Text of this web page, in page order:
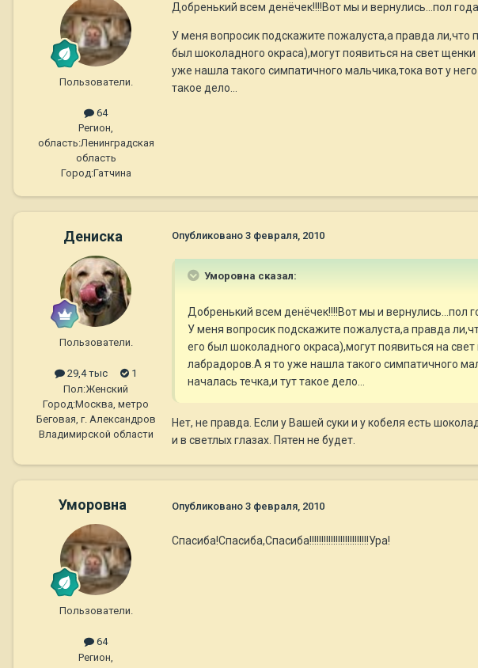
Пользователи.
64
Регион,
область:Ленинградская
область
Город:Гатчина
Добренький всем денёчек!!!!Вот мы и вернулись...пол
У меня вопросик подскажите пожалуста,а правда
был шоколадного окраса),могут появиться на свет
уже нашла такого симпатичного мальчика,тока вот у
такое дело...
Дениска
Пользователи.
29,4 тыс
1
Пол:Женский
Город:Москва, метро
Беговая, г. Александров
Владимирской области
Опубликовано 3 февраля, 2010
Уморовна сказал:
Добренький всем денёчек!!!!Вот мы и
У меня вопросик подскажите пожалуста,а правда
его был шоколадного окраса),могут появиться на
лабрадоров.А я то уже нашла такого симпатичного
началась течка,и тут такое дело...
Нет, не правда. Если у Вашей суки и у кобеля есть
и в светлых глазах. Пятен не будет.
Уморовна
Пользователи.
64
Регион,
Опубликовано 3 февраля, 2010
Спасиба!Спасиба,Спасиба!!!!!!!!!!!!!!!!!!!!!!!!!Ура!